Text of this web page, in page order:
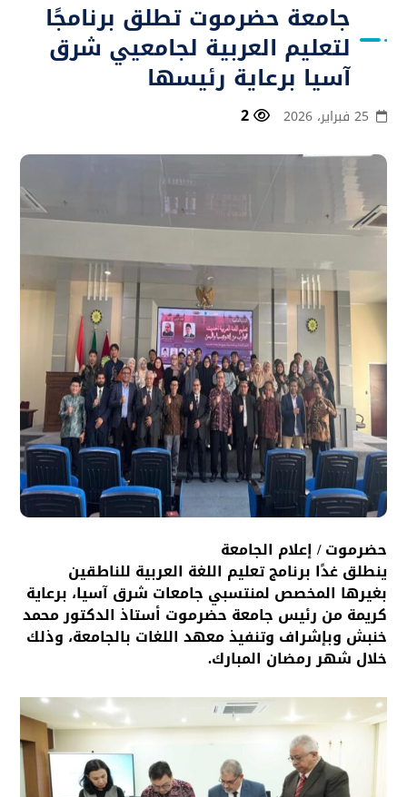
جامعة حضرموت تطلق برنامجًا
لتعليم العربية لجامعيي شرق
آسيا برعاية رئيسها
25 فبراير، 2026 2
حضرموت / إعلام الجامعة
ينطلق غدًا برنامج تعليم اللغة العربية للناطقين
بغيرها المخصص لمنتسبي جامعات شرق آسيا، برعاية
كريمة من رئيس جامعة حضرموت أستاذ الدكتور محمد
خنبش وبإشراف وتنفيذ معهد اللغات بالجامعة، وذلك
خلال شهر رمضان المبارك.